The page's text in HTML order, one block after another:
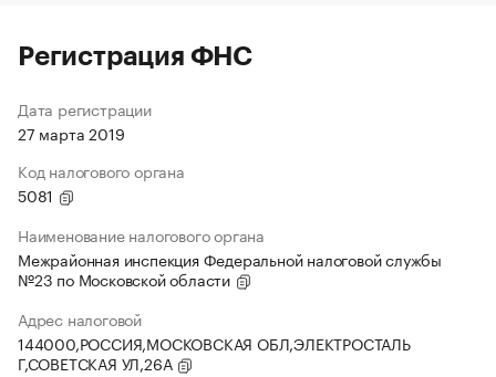
Регистрация ФНС
Дата регистрации
27 марта 2019
Код налогового органа
5081
Наименование налогового органа
Межрайонная инспекция Федеральной налоговой службы
№23 по Московской области
Адрес налоговой
144000,РОССИЯ,МОСКОВСКАЯ ОБЛ,ЭЛЕКТРОСТАЛЬ
Г,СОВЕТСКАЯ УЛ,26А